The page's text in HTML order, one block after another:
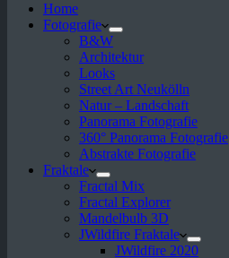
Home
Fotografie
B&W
Architektur
Looks
Street Art Neukölln
Natur – Landschaft
Panorama Fotografie
360° Panorama Fotografie
Abstrakte Fotografie
Fraktale
Fractal Mix
Fractal Explorer
Mandelbulb 3D
JWildfire Fraktale
JWildfire 2020